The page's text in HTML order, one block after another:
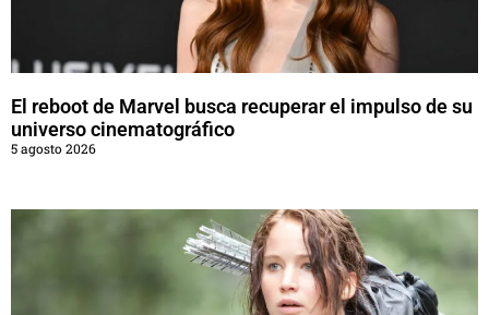
El reboot de Marvel busca recuperar el impulso de su
universo cinematográfico
5 agosto 2026